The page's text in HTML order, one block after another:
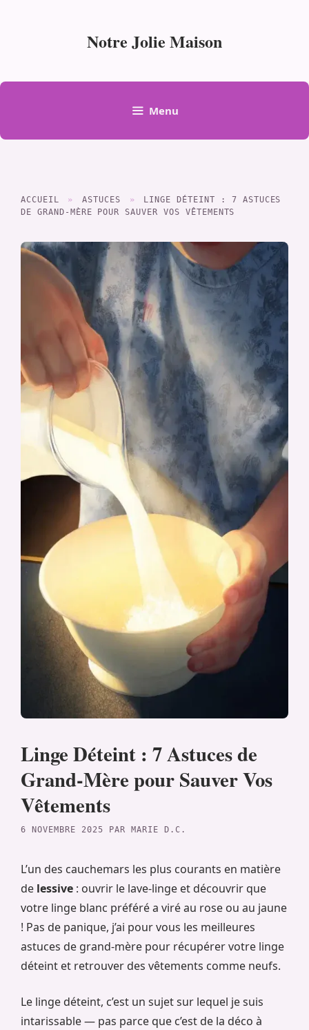
Notre Jolie Maison
Menu
ACCUEIL » ASTUCES »
LINGE DÉTEINT : 7 ASTUCES
DE GRAND-MÈRE POUR SAUVER VOS VÊTEMENTS
Linge Déteint : 7 Astuces de
Grand-Mère pour Sauver Vos
Vêtements
6 NOVEMBRE 2025 PAR MARIE D.C.
L’un des cauchemars les plus courants en matière
de lessive : ouvrir le lave-linge et découvrir que
votre linge blanc préféré a viré au rose ou au jaune
! Pas de panique, j’ai pour vous les meilleures
astuces de grand-mère pour récupérer votre linge
déteint et retrouver des vêtements comme neufs.
Le linge déteint, c’est un sujet sur lequel je suis
intarissable — pas parce que c’est de la déco à